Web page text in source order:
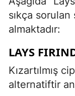
sıkça sorulan
almaktadır:
LAYS
Kızartılmış
alternatiftir